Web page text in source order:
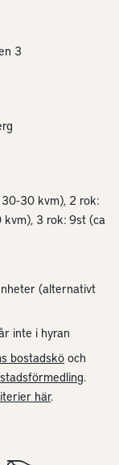
3
30 kvm), 2 rok:
3 rok: 9st (ca
(alternativt
inte i hyran
bostadskö och
.
här.